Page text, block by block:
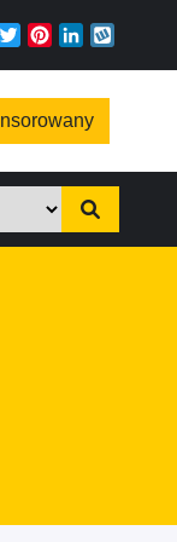
TwitterPinterest
LinkedIn